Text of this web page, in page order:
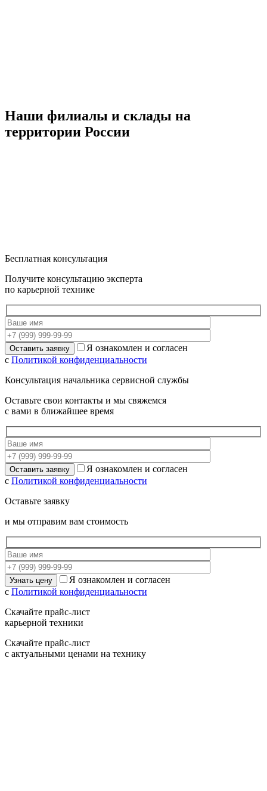
Наши филиалы и склады на
территории России
Бесплатная консультация
Получите консультацию эксперта
по карьерной технике
Я ознакомлен и согласен
с Политикой конфиденциальности
Консультация начальника сервисной службы
Оставьте свои контакты и мы свяжемся
с вами в ближайшее время
Я ознакомлен и согласен
с Политикой конфиденциальности
Оставьте заявку
и мы отправим вам стоимость
Я ознакомлен и согласен
с Политикой конфиденциальности
Скачайте прайс-лист
карьерной техники
Скачайте прайс-лист
с актуальными ценами на технику